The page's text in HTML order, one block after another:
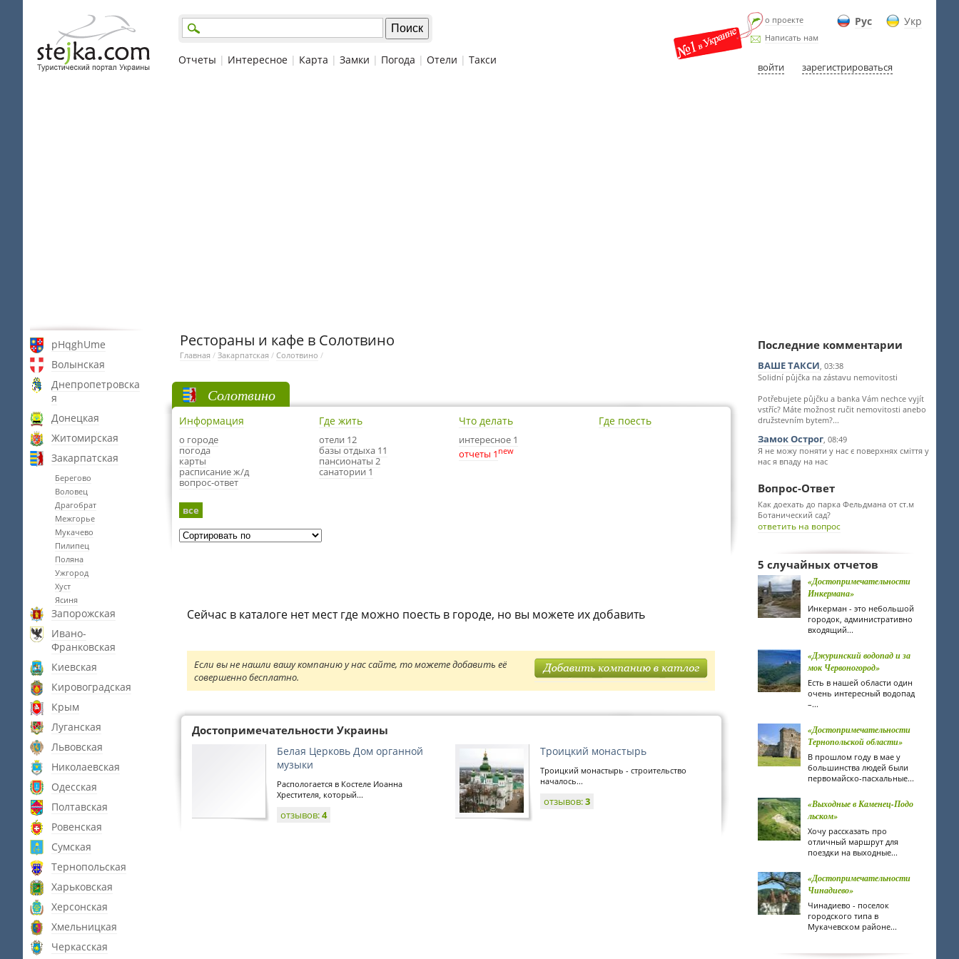
Рус Укр
о проекте
Написать нам
войти зарегистрироваться
Отчеты | Интересное | Карта | Замки | Погода | Отели | Такси
pHqghUme
Волынская
Днепропетровска
я
Донецкая
Житомирская
Закарпатская
Берегово
Воловец
Драгобрат
Межгорье
Мукачево
Пилипец
Поляна
Ужгород
Хуст
Ясиня
Запорожская
Ивано-
Франковская
Киевская
Кировоградская
Крым
Луганская
Львовская
Николаевская
Одесская
Полтавская
Ровенская
Сумская
Тернопольская
Харьковская
Херсонская
Хмельницкая
Черкасская
Рестораны и кафе в Солотвино
Главная / Закарпатская / Солотвино /
Солотвино
Информация
о городе
погода
карты
расписание ж/д
вопрос-ответ
Где жить
отели 12
базы отдыха 11
пансионаты 2
санатории 1
Что делать
интересное 1
отчеты 1 new
Где поесть
все
Сейчас в каталоге нет мест где можно поесть в городе, но вы можете их добавить
Если вы не нашли вашу компанию у нас сайте, то можете добавить её
совершенно бесплатно.
Достопримечательности Украины
Белая Церковь Дом органной
музыки
Распологается в Костеле Иоанна
Хрестителя, который...
отзывов:4
Троицкий монастырь
Троицкий монастырь - строительство
началось...
отзывов:3
Последние комментарии
ВАШЕ ТАКСИ, 03:38
Solidní půjčka na zástavu nemovitosti
Potřebujete půjčku a banka Vám nechce vyjít
vstříc? Máte možnost ručit nemovitosti anebo
družstevním bytem?...
Замок Острог, 08:49
Я не можу поняти у нас є поверхнях сміття у
нас я впаду на нас
Вопрос-Ответ
Как доехать до парка Фельдмана от ст.м
Ботанический сад?
ответить на вопрос
5 случайных отчетов
«Достопримечательности
Инкермана»
Инкерман - это небольшой
городок, административно
входящий...
«Джуринский водопад и за
мок Червоногород»
Есть в нашей области один
очень интересный водопад
–...
«Достопримечательности
Тернопольской области»
В прошлом году в мае у
большинства людей были
первомайско-пасхальные...
«Выходные в Каменец-Подо
льском»
Хочу рассказать про
отличный маршрут для
поездки на выходные...
«Достопримечательности
Чинадиево»
Чинадиево - поселок
городского типа в
Мукачевском районе...